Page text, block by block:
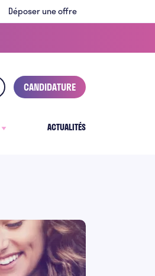
Déposer une offre
CANDIDATURE
ACTUALITÉS